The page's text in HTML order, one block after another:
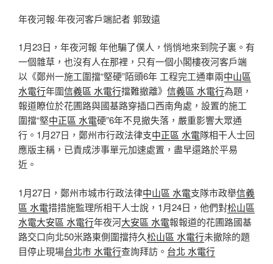
年夜河報·年夜河客戶端記者 郭致遠
1月23日，年夜河報 年他騙了僕人，悄悄地來到院子裏。有
一個雜草，也沒有人在那裡，只有一個小閣樓夜河客戶端
以《鄭州一施工圍擋“堅硬”陌頭6年 工程完工通車兩中山區
水電行年圍信義區 水電行擋難撤離》 信義區 水電行為題，
報道瞭位於花圃路與國基路穿插口西南角處，設置的施工
圍擋“堅中正區 水電硬”6年不見撤失落，嚴重影響大眾通
行。1月27日，鄭州市行政法律支中正區 水電隊相干人士回
應版主稱，已責成涉事單元加速處置，盡早還路於平易
近。
1月27日，鄭州市城市行政法律中山區 水電支隊市政舉信義
區 水電措措施監理所相干人士說，1月24日，他們對松山區
水電大安區 水電行年夜河大安區 水電報報道的花圃路國基
路交口向北50米路東側圍擋持久松山區 水電行未撤除的題
目停止現場台北市 水電行查詢拜訪。 台北 水電行